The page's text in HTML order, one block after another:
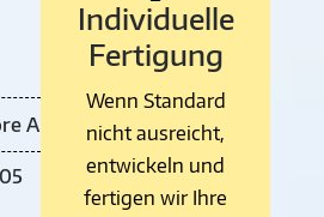
A
Individuelle
Fertigung
Wenn Standard
nicht ausreicht,
entwickeln und
fertigen wir Ihre